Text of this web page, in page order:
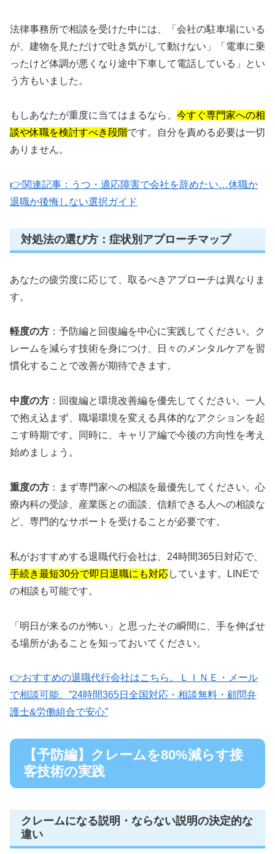
法律事務所で相談を受けた中には、「会社の駐車場にいる
が、建物を見ただけで吐き気がして動けない」「電車に乗
ったけど体調が悪くなり途中下車して電話している」とい
う方もいました。
もしあなたが重度に当てはまるなら、 今すぐ専門家への相
談や休職を検討すべき段階です。自分を責める必要は一切
ありません。
👉関連記事：うつ・適応障害で会社を辞めたい…休職か
退職か後悔しない選択ガイド
対処法の選び方：症状別アプローチマップ
あなたの疲労度に応じて、取るべきアプローチは異なりま
す。
軽度の方 ：予防編と回復編を中心に実践してください。ク
レームを減らす技術を身につけ、日々のメンタルケアを習
慣化することで改善が期待できます。
中度の方 ：回復編と環境改善編を優先してください。一人
で抱え込まず、職場環境を変える具体的なアクションを起
こす時期です。同時に、キャリア編で今後の方向性を考え
始めましょう。
重度の方 ：まず専門家への相談を最優先してください。心
療内科の受診、産業医との面談、信頼できる人への相談な
ど、専門的なサポートを受けることが必要です。
私がおすすめする退職代行会社は、24時間365日対応で、
手続き最短30分で即日退職にも対応しています。LINEで
の相談も可能です。
「明日が来るのが怖い」と思ったその瞬間に、手を伸ばせ
る場所があることを知っておいてください。
👉おすすめの退職代行会社はこちら。ＬＩＮＥ・メール
で相談可能、”24時間365日全国対応・相談無料・顧問弁
護士&労働組合で安心”
【予防編】クレームを80%減らす接
客技術の実践
クレームになる説明・ならない説明の決定的な
違い